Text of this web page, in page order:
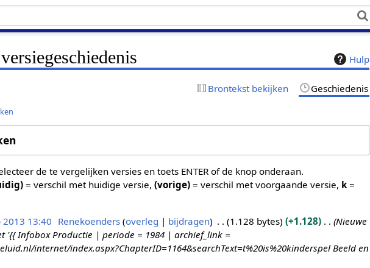
Hulp
Brontekst bekijken Geschiedenis
de te vergelijken versies en toets ENTER of de knop onderaan.
= verschil met huidige versie,(vorige) = verschil met voorgaande versie, k =
2013 13:40 Renekoenders overleg bijdragen 1.128 bytes +1.128
Nieuwe
'{{ Infobox Productie | periode = 1984 | archief_link =
internet/index.aspx?ChapterID=1164&searchText=t%20is%20kinderspel Beeld en